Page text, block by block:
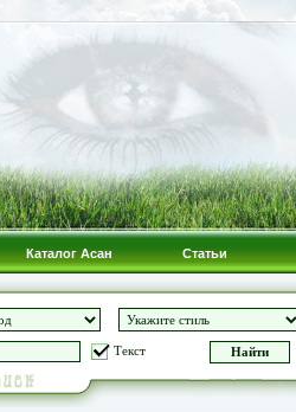
Каталог Асан Статьи
Текст